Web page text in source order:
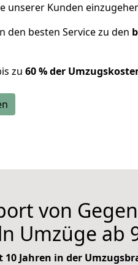
unserer Kunden
den besten Service zu den
zu 60 % der
von
Umzüge ab
10 Jahren in der